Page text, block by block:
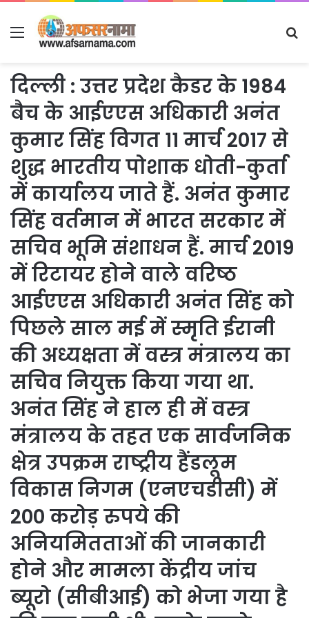
Menu
दिल्ली : उत्तर प्रदेश कैडर के 1984
बैच के आईएएस अधिकारी अनंत
कुमार सिंह विगत 11 मार्च 2017 से
शुद्ध भारतीय पोशाक धोती-कुर्ता
में कार्यालय जाते हैं. अनंत कुमार
सिंह वर्तमान में भारत सरकार में
सचिव भूमि संशाधन हैं. मार्च 2019
में रिटायर होने वाले वरिष्ठ
आईएएस अधिकारी अनंत सिंह को
पिछले साल मई में स्मृति ईरानी
की अध्यक्षता में वस्त्र मंत्रालय का
सचिव नियुक्त किया गया था.
अनंत सिंह ने हाल ही में वस्त्र
मंत्रालय के तहत एक सार्वजनिक
क्षेत्र उपक्रम राष्ट्रीय हैंडलूम
विकास निगम (एनएचडीसी) में
200 करोड़ रुपये की
अनियमितताओं की जानकारी
होने और मामला केंद्रीय जांच
ब्यूरो (सीबीआई) को भेजा गया है